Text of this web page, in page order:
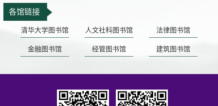
各馆链接
清华大学图书馆 人文社科图书馆 法律图书馆
金融图书馆 经管图书馆 建筑图书馆